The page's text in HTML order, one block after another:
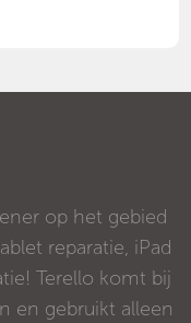
op het gebied
reparatie, iPad
Terello komt bij
en gebruikt alleen